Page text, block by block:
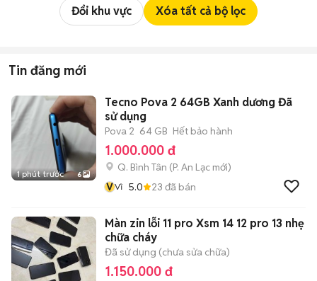
Đổi khu vực Xóa tất cả bộ lọc
Tin đăng mới
1 phút trước 6
Tecno Pova 2 64GB Xanh dương Đã
sử dụng
Pova 2 64 GB Hết bảo hành
1.000.000 đ
Q. Bình Tân (P. An Lạc mới)
VVĩ 5.0 23 đã bán
Màn zin lỗi 11 pro Xsm 14 12 pro 13 nhẹ
chữa cháy
Đã sử dụng (chưa sửa chữa)
1.150.000 đ